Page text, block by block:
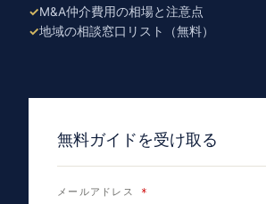
M&A仲介費用の相場と注意点
地域の相談窓口リスト（無料）
無料ガイドを受け取る
メールアドレス *